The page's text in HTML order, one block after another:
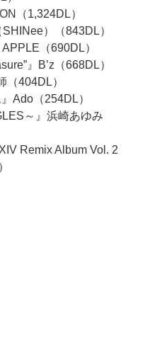
（1,324DL）
）（843DL）
（690DL）
』B’z（668DL）
404DL）
Ado（254DL）
～』浜崎あゆみ
Remix Album Vol. 2